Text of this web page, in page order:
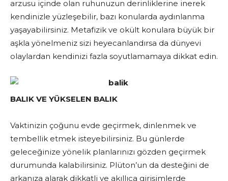
arzusu içinde olan ruhunuzun derinliklerine inerek
kendinizle yüzleşebilir, bazı konularda aydınlanma
yaşayabilirsiniz. Metafizik ve okült konulara büyük bir
aşkla yönelmeniz sizi heyecanlandırsa da dünyevi
olaylardan kendinizi fazla soyutlamamaya dikkat edin.
BALIK VE YÜKSELEN BALIK
Vaktinizin çoğunu evde geçirmek, dinlenmek ve
tembellik etmek isteyebilirsiniz. Bu günlerde
geleceğinize yönelik planlarınızı gözden geçirmek
durumunda kalabilirsiniz. Plüton’un da desteğini de
arkanıza alarak dikkatli ve akıllıca girişimlerde